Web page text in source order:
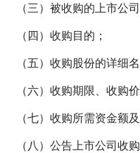
（三）被收购的上市公司
（四）收购目的；
（五）收购股份的详细名
（六）收购期限、收购
（七）收购所需资金额及
（八）公告上市公司收购